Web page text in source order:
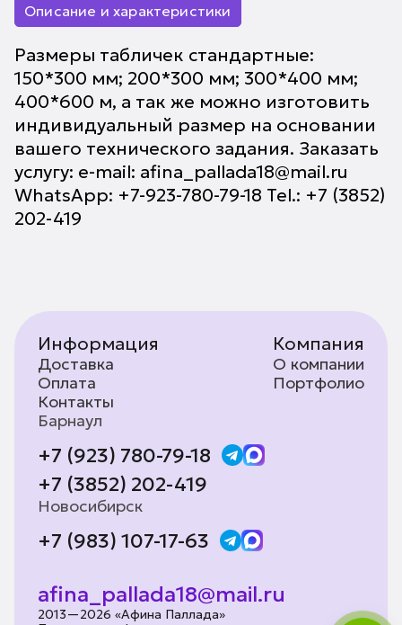
Описание и характеристики
Размеры табличек стандартные:
150*300 мм; 200*300 мм; 300*400 мм;
400*600 м, а так же можно изготовить
индивидуальный размер на основании
вашего технического задания. Заказать
услугу: e-mail: afina_pallada18@mail.ru
WhatsApp: +7-923-780-79-18 Tel.: +7 (3852)
202-419
Информация
Доставка
Оплата
Контакты
Компания
О компании
Портфолио
Барнаул
+7 (923) 780-79-18
+7 (3852) 202-419
Новосибирск
+7 (983) 107-17-63
afina_pallada18@mail.ru
2013—2026 «Афина Паллада»